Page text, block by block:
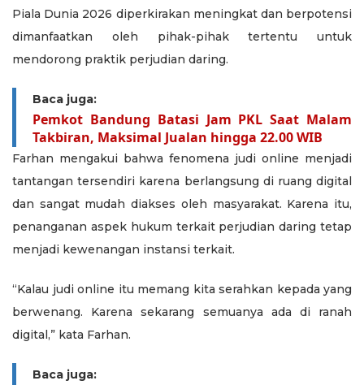
Piala Dunia 2026 diperkirakan meningkat dan berpotensi
dimanfaatkan oleh pihak-pihak tertentu untuk
mendorong praktik perjudian daring.
Baca juga:
Pemkot Bandung Batasi Jam PKL Saat Malam
Takbiran, Maksimal Jualan hingga 22.00 WIB
Farhan mengakui bahwa fenomena judi online menjadi
tantangan tersendiri karena berlangsung di ruang digital
dan sangat mudah diakses oleh masyarakat. Karena itu,
penanganan aspek hukum terkait perjudian daring tetap
menjadi kewenangan instansi terkait.
“Kalau judi online itu memang kita serahkan kepada yang
berwenang. Karena sekarang semuanya ada di ranah
digital,” kata Farhan.
Baca juga: